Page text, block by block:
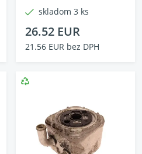
skladom 3 ks
26.52 EUR
21.56 EUR bez DPH